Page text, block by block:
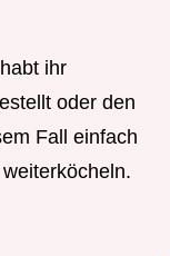
ihr
oder den
Fall einfach